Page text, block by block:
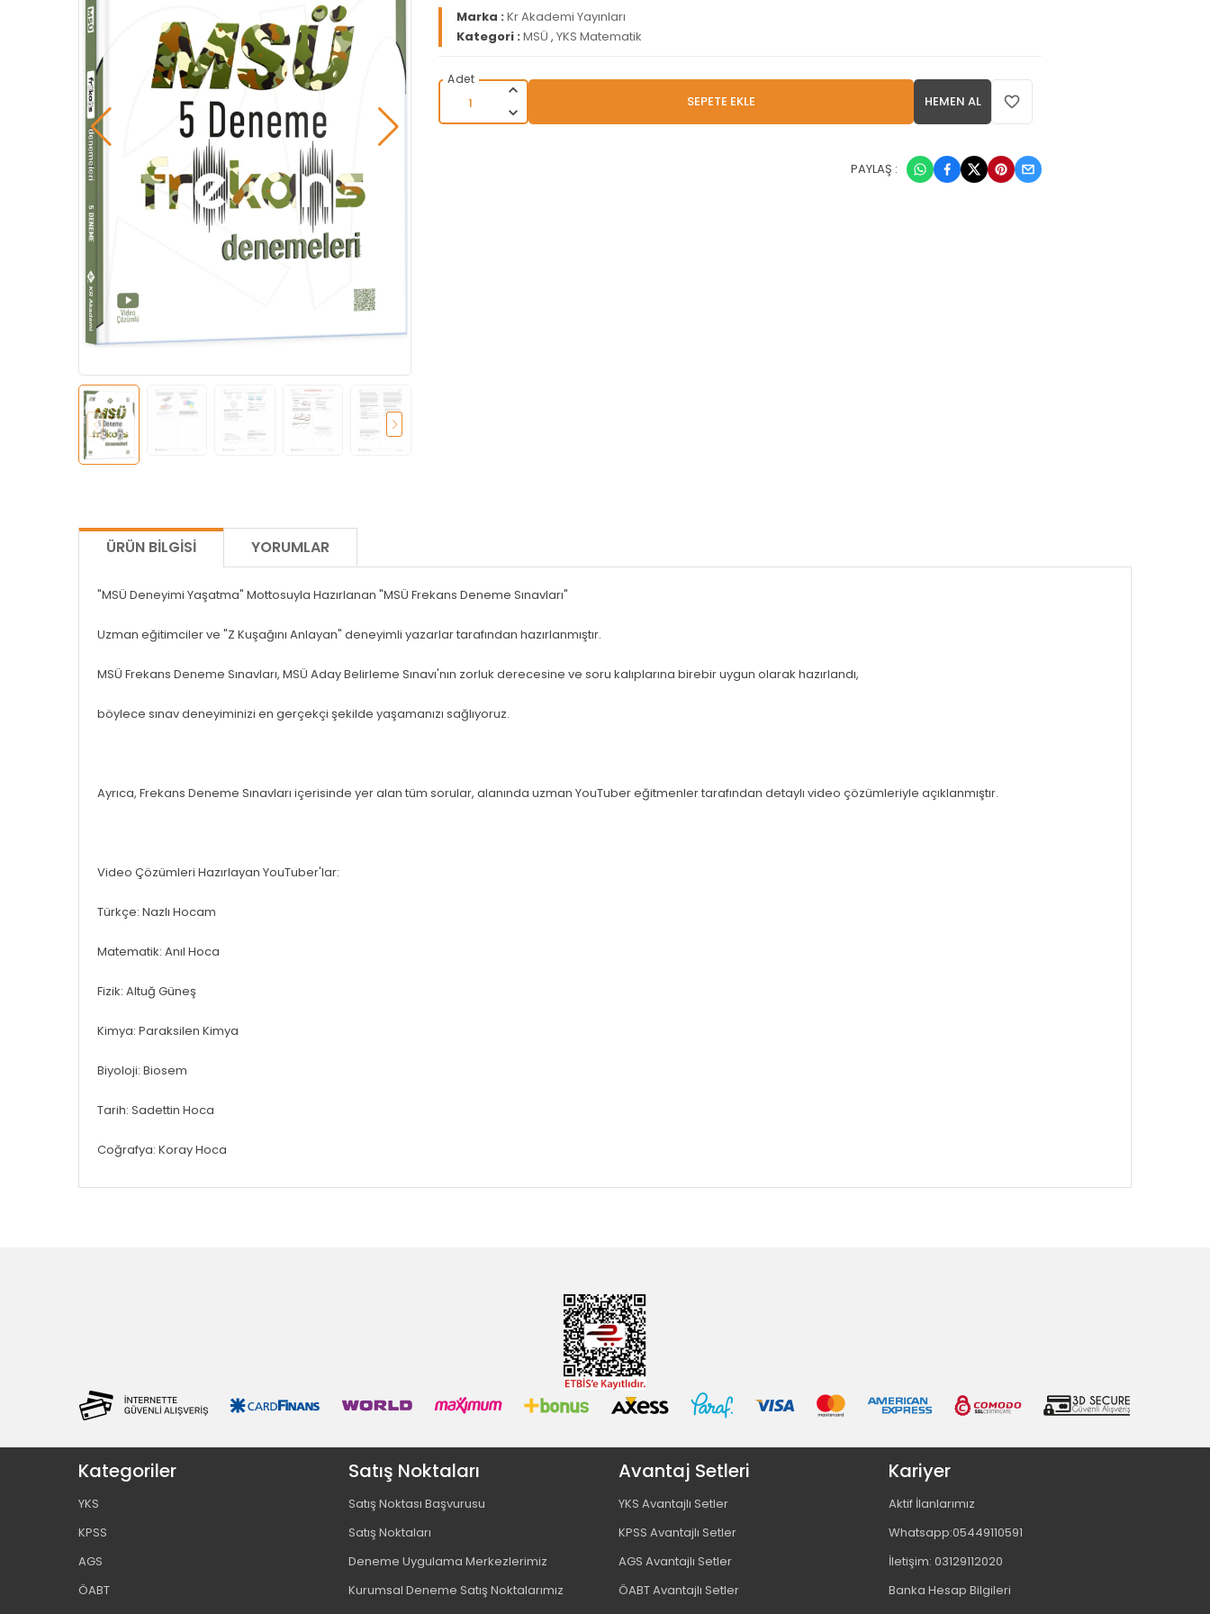
Marka :Kr Akademi Yayınları
Kategori :MSÜ , YKS Matematik
SEPETE EKLE HEMEN AL
PAYLAŞ :
ÜRÜN BILGISI YORUMLAR
"MSÜ Deneyimi Yaşatma" Mottosuyla Hazırlanan "MSÜ Frekans Deneme Sınavları"
Uzman eğitimciler ve "Z Kuşağını Anlayan" deneyimli yazarlar tarafından hazırlanmıştır.
MSÜ Frekans Deneme Sınavları, MSÜ Aday Belirleme Sınavı'nın zorluk derecesine ve soru kalıplarına birebir uygun olarak hazırlandı,
böylece sınav deneyiminizi en gerçekçi şekilde yaşamanızı sağlıyoruz.
Ayrıca, Frekans Deneme Sınavları içerisinde yer alan tüm sorular, alanında uzman YouTuber eğitmenler tarafından detaylı video çözümleriyle açıklanmıştır.
Video Çözümleri Hazırlayan YouTuber'lar:
Türkçe: Nazlı Hocam
Matematik: Anıl Hoca
Fizik: Altuğ Güneş
Kimya: Paraksilen Kimya
Biyoloji: Biosem
Tarih: Sadettin Hoca
Coğrafya: Koray Hoca
Kategoriler
YKS
KPSS
AGS
ÖABT
Satış Noktaları
Satış Noktası Başvurusu
Satış Noktaları
Deneme Uygulama Merkezlerimiz
Kurumsal Deneme Satış Noktalarımız
Avantaj Setleri
YKS Avantajlı Setler
KPSS Avantajlı Setler
AGS Avantajlı Setler
ÖABT Avantajlı Setler
Kariyer
Aktif İlanlarımız
Whatsapp:05449110591
İletişim: 03129112020
Banka Hesap Bilgileri